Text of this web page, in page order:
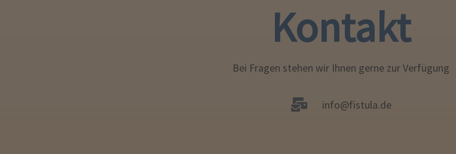
Kontakt
Bei Fragen stehen wir Ihnen gerne zur Verfügung
info@fistula.de